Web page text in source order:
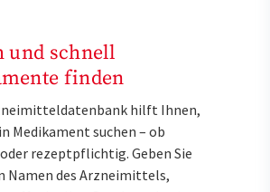
und schnell
finden
hilft Ihnen,
Medikament suchen – ob
rezeptpflichtig. Geben Sie
Namen des Arzneimittels,